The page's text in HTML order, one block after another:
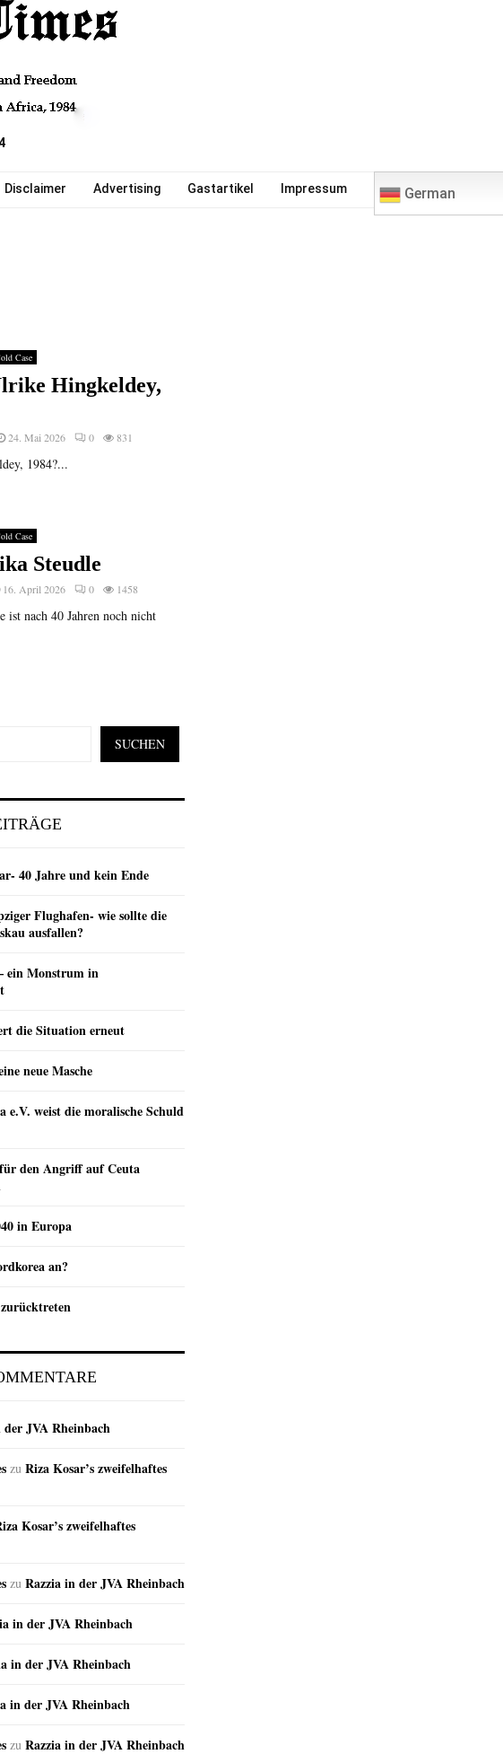
Disclaimer Advertising Gastartikel Impressum German
Case
Hingkeldey,
24. Mai 2026 0 831
1984?...
Case
Steudle
16. April 2026 0 1458
nach 40 Jahren noch nicht
SUCHEN
40 Jahre und kein Ende
Flughafen- wie sollte die
ausfallen?
ein Monstrum in
die Situation erneut
neue Masche
e.V. weist die moralische Schuld
den Angriff auf Ceuta
in Europa
an?
der JVA Rheinbach
zu Riza Kosar’s zweifelhaftes
Kosar’s zweifelhaftes
zu Razzia in der JVA Rheinbach
in der JVA Rheinbach
in der JVA Rheinbach
in der JVA Rheinbach
zu Razzia in der JVA Rheinbach